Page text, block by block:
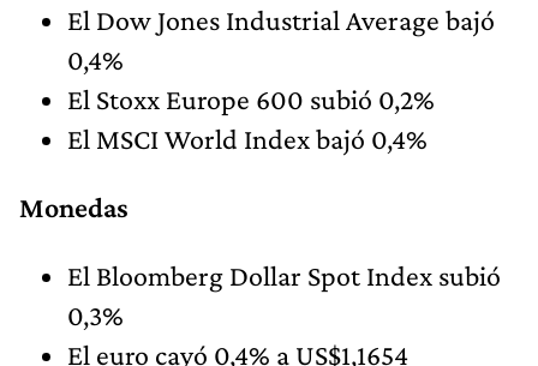
El Dow Jones Industrial Average bajó
0,4%
El Stoxx Europe 600 subió 0,2%
El MSCI World Index bajó 0,4%
Monedas
El Bloomberg Dollar Spot Index subió
0,3%
El euro cayó 0,4% a US$1,1654